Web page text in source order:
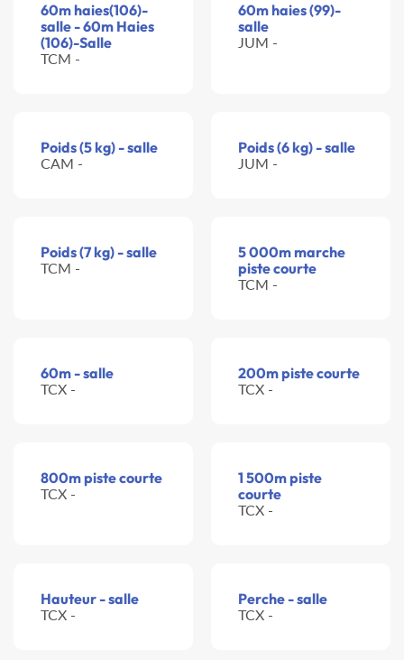
60m haies(106)-
salle - 60m Haies
(106)-Salle
TCM -
60m haies (99)-
salle
JUM -
Poids (5 kg) - salle
CAM -
Poids (6 kg) - salle
JUM -
Poids (7 kg) - salle
TCM -
5 000m marche
piste courte
TCM -
60m - salle
TCX -
200m piste courte
TCX -
800m piste courte
TCX -
1 500m piste
courte
TCX -
Hauteur - salle
TCX -
Perche - salle
TCX -